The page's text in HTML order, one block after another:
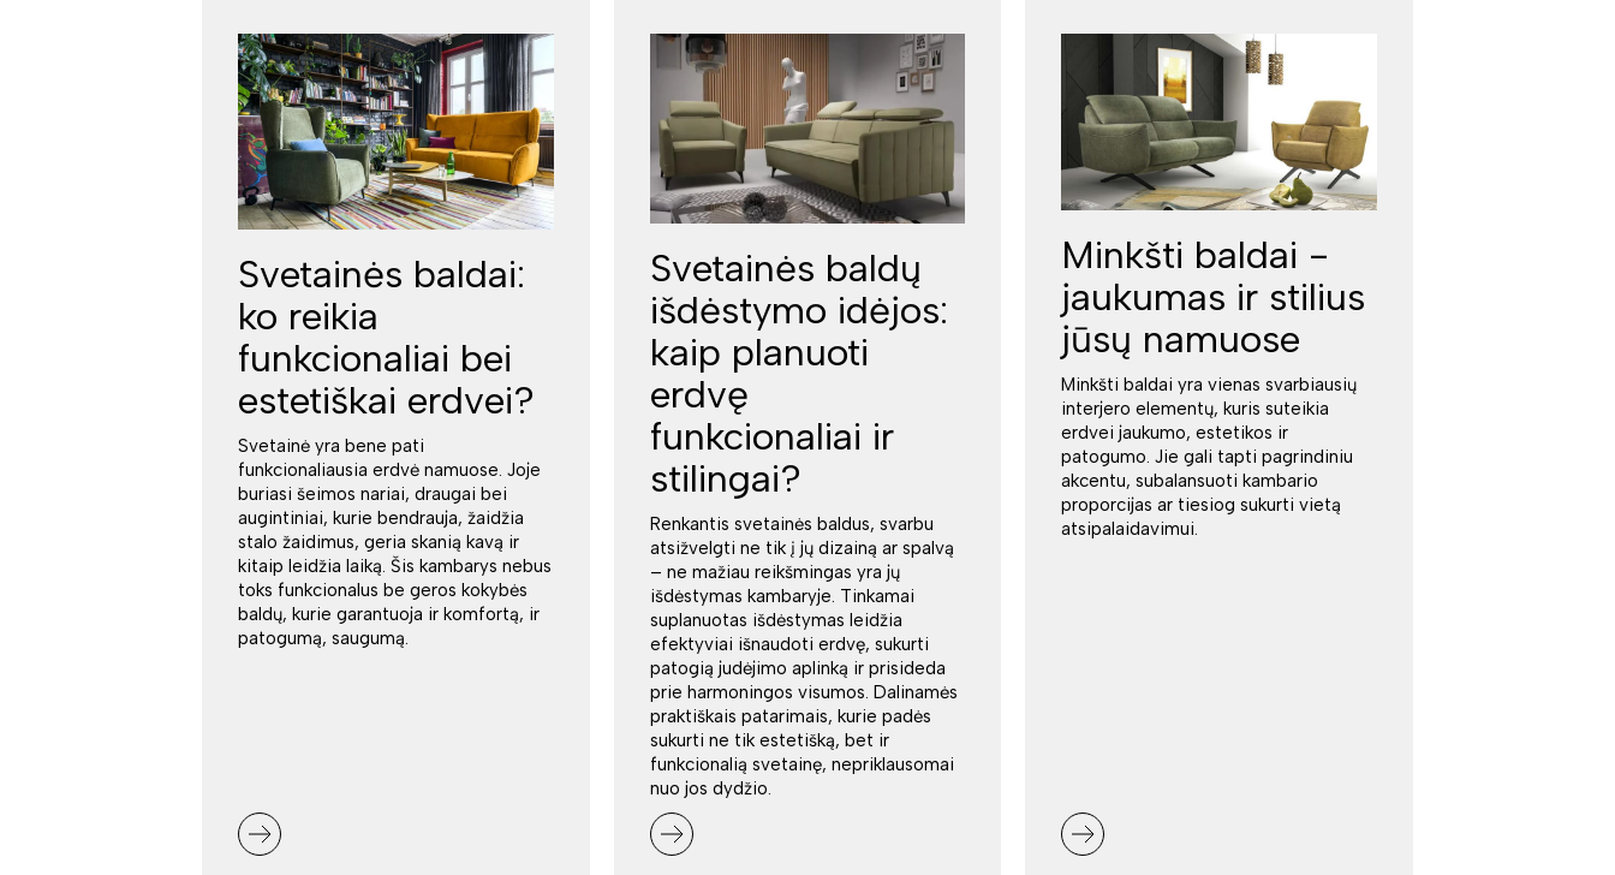
Svetainės baldai:
ko reikia
funkcionaliai bei
estetiškai erdvei?
Svetainė yra bene pati
funkcionaliausia erdvė namuose. Joje
buriasi šeimos nariai, draugai bei
augintiniai, kurie bendrauja, žaidžia
stalo žaidimus, geria skanią kavą ir
kitaip leidžia laiką. Šis kambarys nebus
toks funkcionalus be geros kokybės
baldų, kurie garantuoja ir komfortą, ir
patogumą, saugumą.
Svetainės baldų
išdėstymo idėjos:
kaip planuoti
erdvę
funkcionaliai ir
stilingai?
Renkantis svetainės baldus, svarbu
atsižvelgti ne tik į jų dizainą ar spalvą
– ne mažiau reikšmingas yra jų
išdėstymas kambaryje. Tinkamai
suplanuotas išdėstymas leidžia
efektyviai išnaudoti erdvę, sukurti
patogią judėjimo aplinką ir prisideda
prie harmoningos visumos. Dalinamės
praktiškais patarimais, kurie padės
sukurti ne tik estetišką, bet ir
funkcionalią svetainę, nepriklausomai
nuo jos dydžio.
Minkšti baldai -
jaukumas ir stilius
jūsų namuose
Minkšti baldai yra vienas svarbiausių
interjero elementų, kuris suteikia
erdvei jaukumo, estetikos ir
patogumo. Jie gali tapti pagrindiniu
akcentu, subalansuoti kambario
proporcijas ar tiesiog sukurti vietą
atsipalaidavimui.